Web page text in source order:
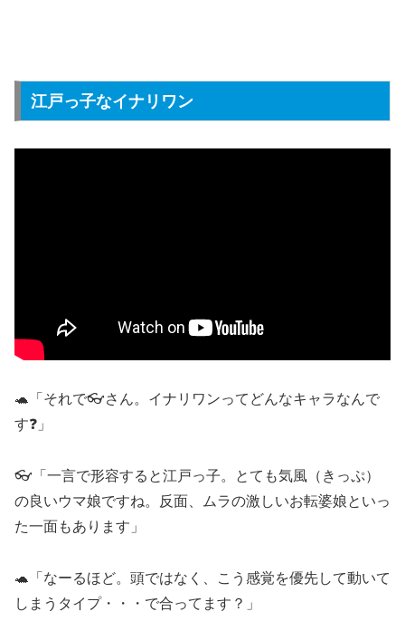
江戸っ子なイナリワン
🐢「それで👓さん。イナリワンってどんなキャラなんで
す❓」
👓「一言で形容すると江戸っ子。とても気風（きっぷ）
の良いウマ娘ですね。反面、ムラの激しいお転婆娘といっ
た一面もあります」
🐢「なーるほど。頭ではなく、こう感覚を優先して動いて
しまうタイプ・・・で合ってます？」